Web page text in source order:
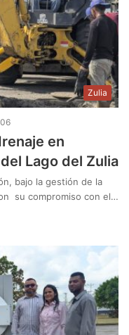
Zulia
en
Lago del Zulia
bajo la gestión de la
su compromiso con el…